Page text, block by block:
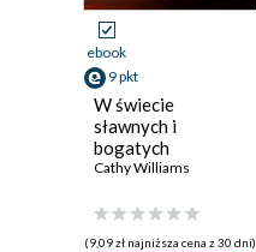
ebook
9 pkt
W świecie
sławnych i
bogatych
Cathy Williams
(9,09 zł najniższa cena z 30 dni)